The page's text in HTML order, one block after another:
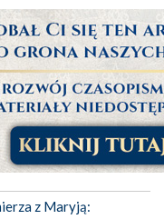
z Maryją: